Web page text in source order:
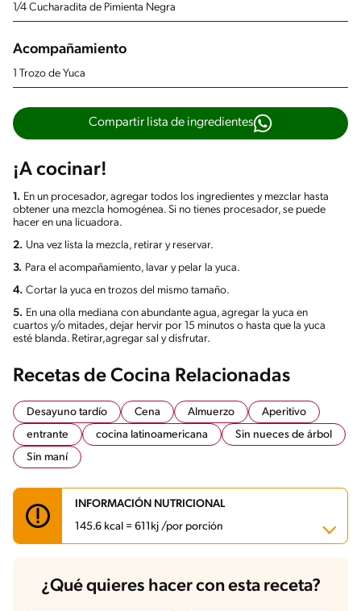
1/4 Cucharadita de Pimienta Negra
Acompañamiento
1 Trozo de Yuca
Compartir lista de ingredientes
¡A cocinar!
1. En un procesador, agregar todos los ingredientes y mezclar hasta
obtener una mezcla homogénea. Si no tienes procesador, se puede
hacer en una licuadora.
2. Una vez lista la mezcla, retirar y reservar.
3. Para el acompañamiento, lavar y pelar la yuca.
4. Cortar la yuca en trozos del mismo tamaño.
5. En una olla mediana con abundante agua, agregar la yuca en
cuartos y/o mitades, dejar hervir por 15 minutos o hasta que la yuca
esté blanda. Retirar,agregar sal y disfrutar.
Recetas de Cocina Relacionadas
Desayuno tardío Cena Almuerzo
Aperitivo
entrante
cocina latinoamericana
Sin nueces de árbol
Sin maní
INFORMACIÓN NUTRICIONAL
145.6 kcal = 611kj /por porción
Carbohidratos
8.4 g
Energía 145.6 kcal
¿Qué quieres hacer con esta receta?